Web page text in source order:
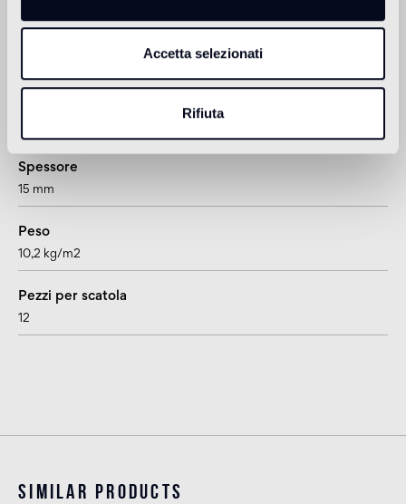
Accetta selezionati
Rifiuta
Informazioni tecniche
Spessore
15 mm
Peso
10,2 kg/m2
Pezzi per scatola
12
Similar products